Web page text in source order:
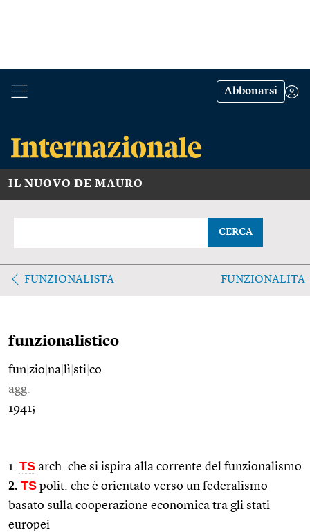
Abbonarsi
IL NUOVO DE MAURO
CERCA
FUNZIONALISTA FUNZIONALITA
funzionalistico
fun zio na lì sti co
agg.
1941;
1. TS arch. che si ispira alla corrente del funzionalismo
2. TS polit. che è orientato verso un federalismo
basato sulla cooperazione economica tra gli stati
europei